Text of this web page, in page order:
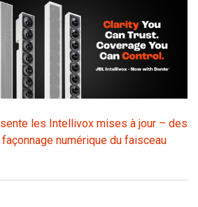
les Intellivox mises à jour – des
numérique du faisceau